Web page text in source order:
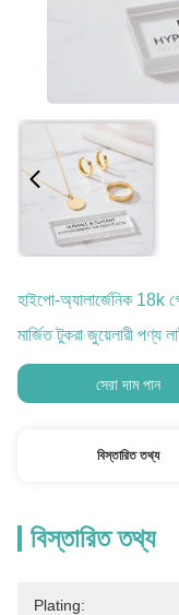
হাইপো-অ্যালার্জেনিক 18k
মার্জিত টুকরা জুয়েলারী পণ্য
সেরা দাম পান
বিস্তারিত তথ্য
বিস্তারিত তথ্য
Plating: